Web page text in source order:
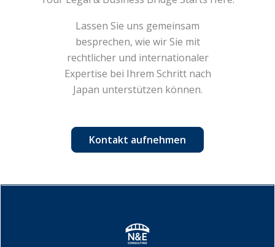
Lassen Sie uns gemeinsam
besprechen, wie wir Sie mit
rechtlicher und internationaler
Expertise bei Ihrem Schritt nach
Japan unterstützen können.
Kontakt aufnehmen